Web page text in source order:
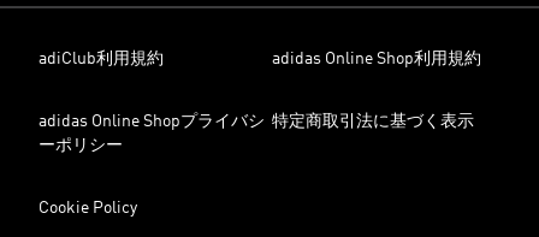
adiClub利用規約 adidas Online Shop利用規約
adidas Online Shopプライバシ
ーポリシー
特定商取引法に基づく表示
Cookie Policy